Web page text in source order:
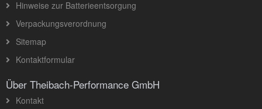
Hinweise zur Batterieentsorgung
Verpackungsverordnung
Sitemap
Kontaktformular
Über Theibach-Performance GmbH
Kontakt